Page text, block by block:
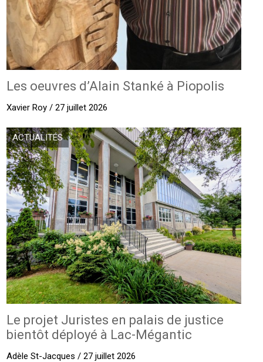
Les oeuvres d’Alain Stanké à Piopolis
Xavier Roy / 27 juillet 2026
ACTUALITÉS
Le projet Juristes en palais de justice
bientôt déployé à Lac-Mégantic
Adèle St-Jacques / 27 juillet 2026